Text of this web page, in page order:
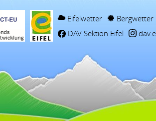
Eifelwetter Bergwetter
DAV Sektion Eifel